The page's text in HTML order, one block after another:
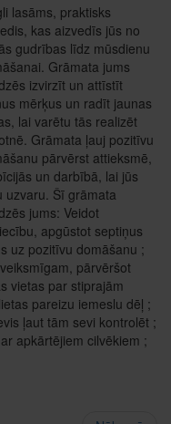
lasāms, praktisks
kas aizvedīs jūs no
gudrības līdz mūsdienu
Grāmata jums
izvirzīt un attīstīt
mērķus un radīt jaunas
lai varētu tās realizēt
Grāmata ļauj pozitīvu
pārvērst attieksmē,
un darbībā, lai jūs
uzvaru. Šī grāmata
jums: Veidot
apgūstot septiņus
uz pozitīvu domāšanu ;
pārvēršot
vietas par stiprajām
pareizu iemeslu dēļ ;
ļaut tām sevi kontrolēt ;
apkārtējiem cilvēkiem ;